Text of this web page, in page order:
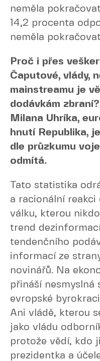
neměla
14,2 procenta
neměla
Proč i přes
Čaputové, vlády,
mainstreamu je
dodávkám
Milana Uhríka,
hnutí Republika,
dle průzkumu
odmítá.
Tato statistika
a racionální reakci
válku, kterou
trend
tendenčního
informací ze
novinářů. Na
přináší nesmyslná
evropské
Ani vládě, kterou
jako vládu
protože vědí, kdo
prezidentka a